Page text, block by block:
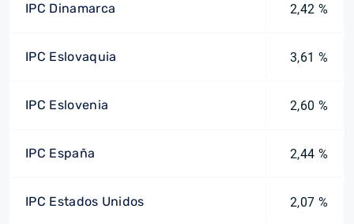
IPC Dinamarca 2,42 %
IPC Eslovaquia 3,61 %
IPC Eslovenia 2,60 %
IPC España 2,44 %
IPC Estados Unidos 2,07 %